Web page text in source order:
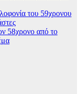
του 59χρονου
58χρονο από το